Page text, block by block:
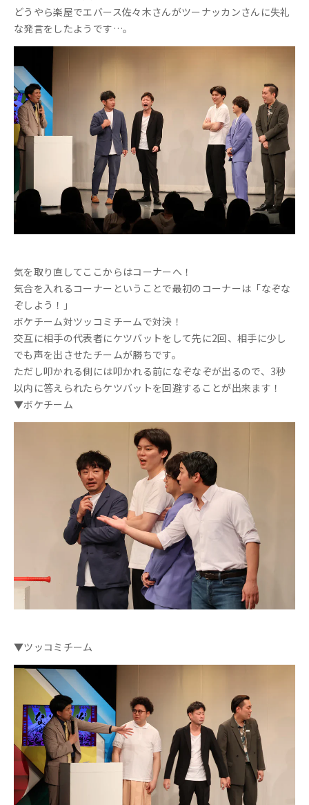
どうやら楽屋でエバース佐々木さんがツーナッカンさんに失礼
な発言をしたようです…。
気を取り直してここからはコーナーへ！
気合を入れるコーナーということで最初のコーナーは「なぞな
ぞしよう！」
ボケチーム対ツッコミチームで対決！
交互に相手の代表者にケツバットをして先に2回、相手に少し
でも声を出させたチームが勝ちです。
ただし叩かれる側には叩かれる前になぞなぞが出るので、3秒
以内に答えられたらケツバットを回避することが出来ます！
▼ボケチーム
▼ツッコミチーム